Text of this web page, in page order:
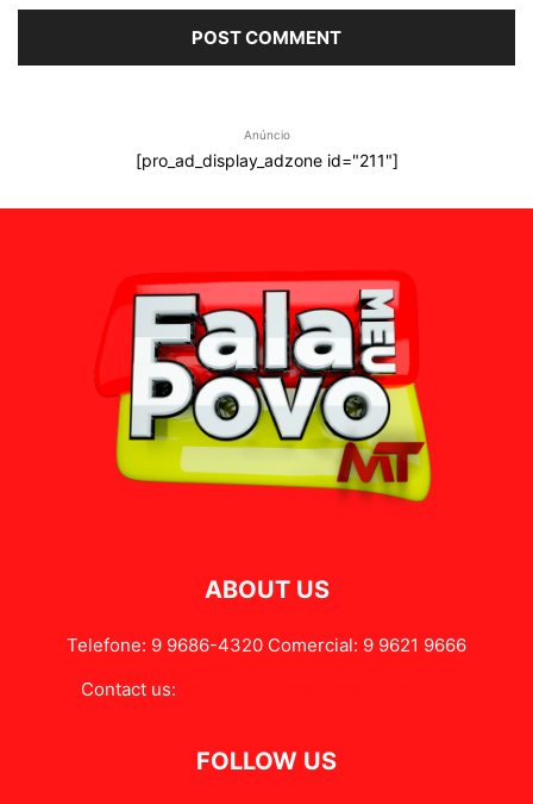
Anúncio
[pro_ad_display_adzone id="211"]
ABOUT US
Telefone: 9 9686-4320 Comercial: 9 9621 9666
Contact us:
FOLLOW US